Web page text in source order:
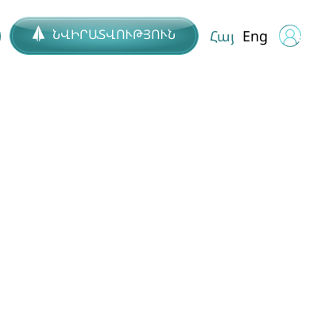
ՆՎԻՐԱՏՎՈՒԹՅՈՒՆ Հայ Eng